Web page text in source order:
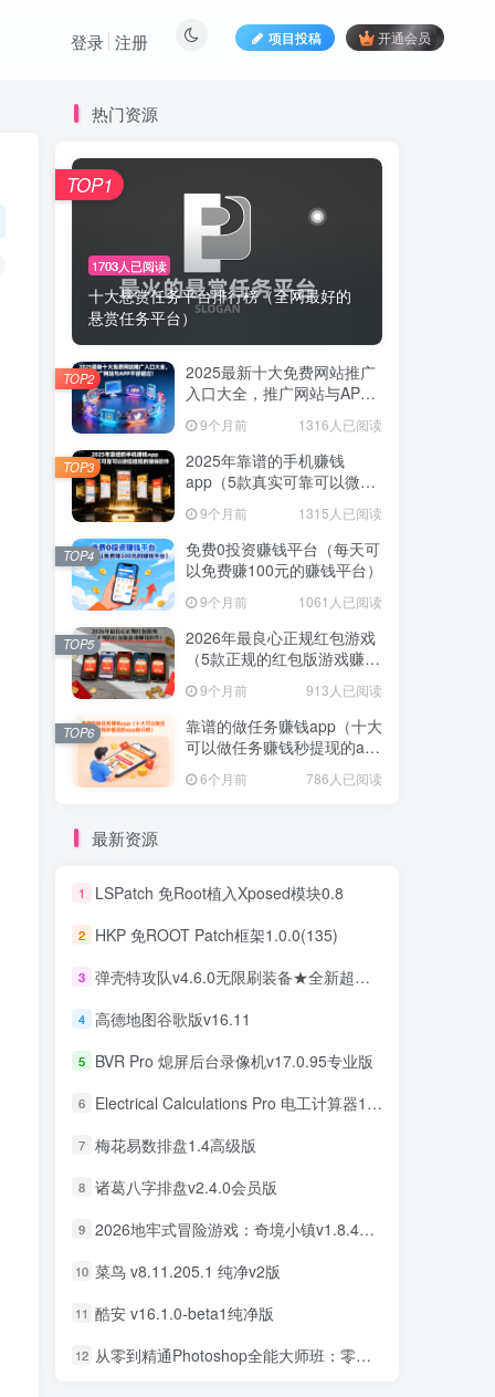
项目投稿 开通会员
登录 注册
热门资源
1703人已阅读
十大悬赏任务平台排行榜（全网最好的
悬赏任务平台）
TOP1
2025最新十大免费网站推广
入口大全，推广网站与APP
9个月前 1316人已阅读
TOP2
2025年靠谱的手机赚钱
app（5款真实可靠可以微信
9个月前 1315人已阅读
TOP3
免费0投资赚钱平台（每天可
以免费赚100元的赚钱平台）
9个月前 1061人已阅读
TOP4
2026年最良心正规红包游戏
（5款正规的红包版游戏赚钱
9个月前 913人已阅读
TOP5
靠谱的做任务赚钱app（十大
可以做任务赚钱秒提现的app
6个月前 786人已阅读
TOP6
最新资源
1 LSPatch 免Root植入Xposed模块0.8
2 HKP 免ROOT Patch框架1.0.0(135)
3 弹壳特攻队v4.6.0无限刷装备★全新超爽动作射击割草游戏
4 高德地图谷歌版v16.11
5 BVR Pro 熄屏后台录像机v17.0.95专业版
6 Electrical Calculations Pro 电工计算器11.0.5专业版
7 梅花易数排盘1.4高级版
8 诸葛八字排盘v2.4.0会员版
9 2026地牢式冒险游戏：奇境小镇v1.8.411完美版
10 菜鸟 v8.11.205.1 纯净v2版
11 酷安 v16.1.0-beta1纯净版
12 从零到精通Photoshop全能大师班：零基础学PS，直通商业设计变现
1703人已阅读
十大悬赏任务平台排行榜（全网最好的
悬赏任务平台）
TOP1
2025最新十大免费网站推广
入口大全，推广网站与APP
不容错过！
9个月前 1316人已阅读
TOP2
2025年靠谱的手机赚钱
app（5款真实可靠可以微信
提现的赚钱软件）
9个月前 1315人已阅读
TOP3
免费0投资赚钱平台（每天可
以免费赚100元的赚钱平台）
9个月前 1061人已阅读
TOP4
2026年最良心正规红包游戏
（5款正规的红包版游戏赚钱
软件）
9个月前 913人已阅读
TOP5
靠谱的做任务赚钱app（十大
可以做任务赚钱秒提现的app
排行榜）
6个月前 786人已阅读
TOP6
1 LSPatch 免Root植入Xposed模块0.8
2 HKP 免ROOT Patch框架1.0.0(135)
3 弹壳特攻队v4.6.0无限刷装备★全新超爽动作射击割草游戏
4 高德地图谷歌版v16.11
5 BVR Pro 熄屏后台录像机v17.0.95专业版
6 Electrical Calculations Pro 电工计算器11.0.5专业版
7 梅花易数排盘1.4高级版
8 诸葛八字排盘v2.4.0会员版
9 2026地牢式冒险游戏：奇境小镇v1.8.411完美版
10 菜鸟 v8.11.205.1 纯净v2版
11 酷安 v16.1.0-beta1纯净版
12 从零到精通Photoshop全能大师班：零基础学PS，直通商业设计变现